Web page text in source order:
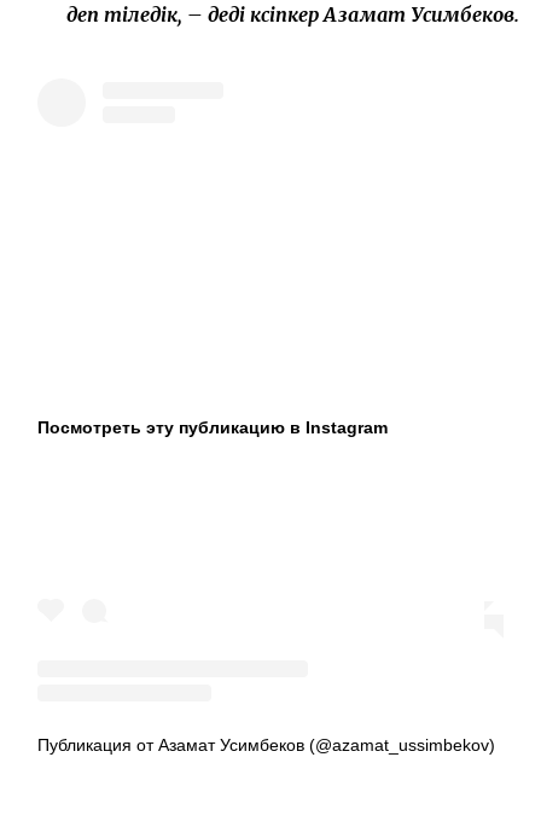
деп тіледік, – деді кәсіпкер Азамат Усимбеков.
Посмотреть эту публикацию в Instagram
Публикация от Азамат Усимбеков (@azamat_ussimbekov)